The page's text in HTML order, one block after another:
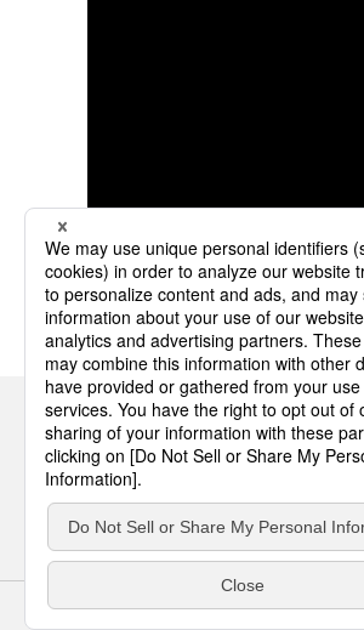
サイトのご利用にあたって クッキーポリ